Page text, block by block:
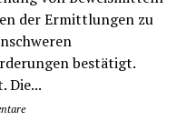
der Ermittlungen zu
bestätigt.
Die...